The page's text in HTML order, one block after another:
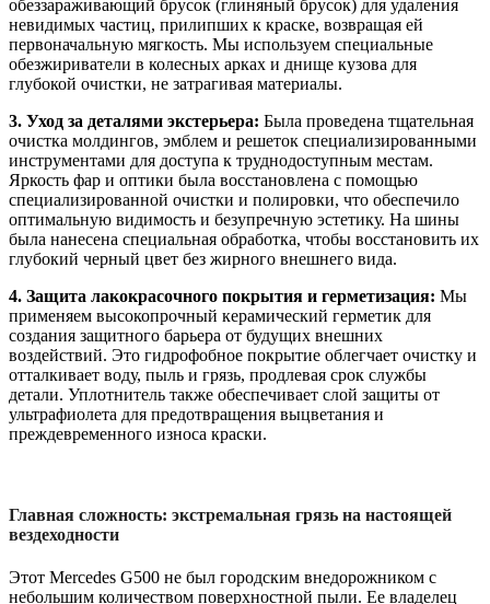
обеззараживающий брусок (глиняный брусок) для удаления
невидимых частиц, прилипших к краске, возвращая ей
первоначальную мягкость. Мы используем специальные
обезжириватели в колесных арках и днище кузова для
глубокой очистки, не затрагивая материалы.
3. Уход за деталями экстерьера: Была проведена тщательная
очистка молдингов, эмблем и решеток специализированными
инструментами для доступа к труднодоступным местам.
Яркость фар и оптики была восстановлена с помощью
специализированной очистки и полировки, что обеспечило
оптимальную видимость и безупречную эстетику. На шины
была нанесена специальная обработка, чтобы восстановить их
глубокий черный цвет без жирного внешнего вида.
4. Защита лакокрасочного покрытия и герметизация: Мы
применяем высокопрочный керамический герметик для
создания защитного барьера от будущих внешних
воздействий. Это гидрофобное покрытие облегчает очистку и
отталкивает воду, пыль и грязь, продлевая срок службы
детали. Уплотнитель также обеспечивает слой защиты от
ультрафиолета для предотвращения выцветания и
преждевременного износа краски.
Главная сложность: экстремальная грязь на настоящей
вездеходности
Этот Mercedes G500 не был городским внедорожником с
небольшим количеством поверхностной пыли. Ее владелец